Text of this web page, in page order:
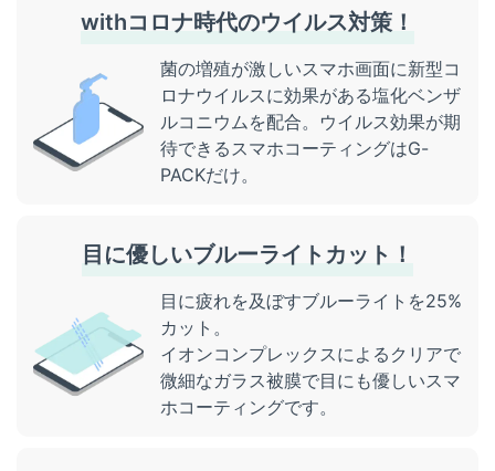
withコロナ時代のウイルス対策！
菌の増殖が激しいスマホ画面に新型コ
ロナウイルスに効果がある塩化ベンザ
ルコニウムを配合。ウイルス効果が期
待できるスマホコーティングはG-
PACKだけ。
目に優しいブルーライトカット！
目に疲れを及ぼすブルーライトを25%
カット。
イオンコンプレックスによるクリアで
微細なガラス被膜で目にも優しいスマ
ホコーティングです。